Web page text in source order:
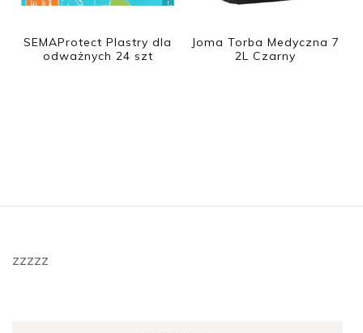
SEMAProtect Plastry dla
odważnych 24 szt
Joma Torba Medyczna 7
2L Czarny
zzzzz